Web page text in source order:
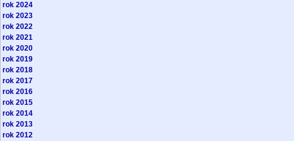
rok 2024
rok 2023
rok 2022
rok 2021
rok 2020
rok 2019
rok 2018
rok 2017
rok 2016
rok 2015
rok 2014
rok 2013
rok 2012